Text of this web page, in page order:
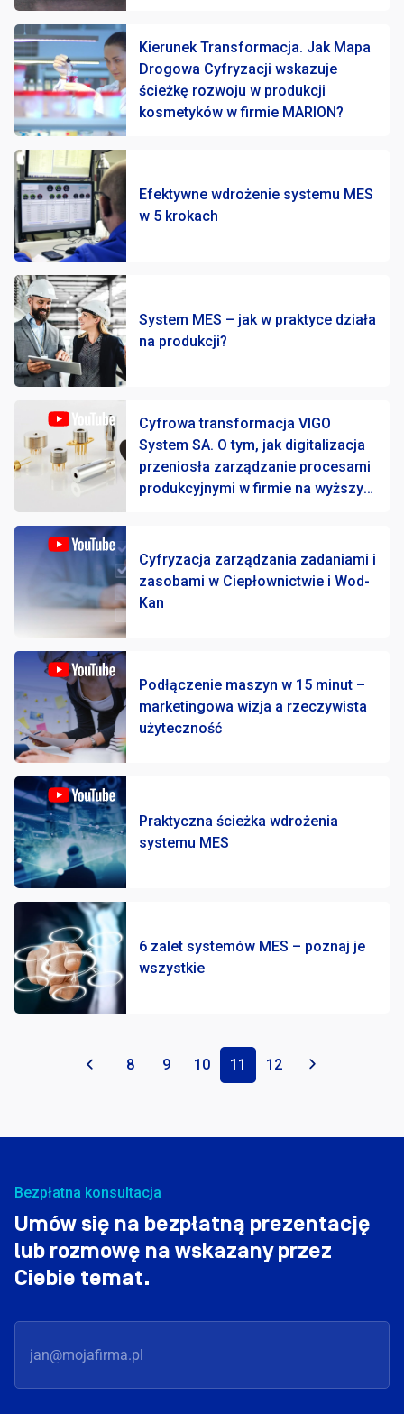
Kierunek Transformacja. Jak Mapa
Drogowa Cyfryzacji wskazuje
ścieżkę rozwoju w produkcji
kosmetyków w firmie MARION?
Efektywne wdrożenie systemu MES
w 5 krokach
System MES – jak w praktyce działa
na produkcji?
Cyfrowa transformacja VIGO
System SA. O tym, jak digitalizacja
przeniosła zarządzanie procesami
produkcyjnymi w firmie na wyższy
Cyfryzacja zarządzania zadaniami i
zasobami w Ciepłownictwie i Wod-
Kan
Podłączenie maszyn w 15 minut –
marketingowa wizja a rzeczywista
użyteczność
Praktyczna ścieżka wdrożenia
systemu MES
6 zalet systemów MES – poznaj je
wszystkie
« 8 9 10 11 12 »
Bezpłatna konsultacja
Umów się na bezpłatną prezentację
lub rozmowę na wskazany przez
Ciebie temat.